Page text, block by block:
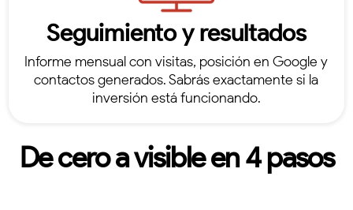
Seguimiento y resultados
Informe mensual con visitas, posición en Google y
contactos generados. Sabrás exactamente si la
inversión está funcionando.
De cero a visible en 4 pasos